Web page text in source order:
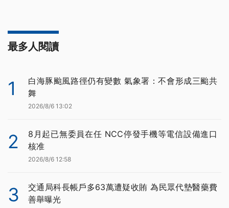
最多人閱讀
1
白海豚颱風路徑仍有變數 氣象署：不會形成三颱共
舞
2026/8/6 13:02
2
8月起已無委員在任 NCC停發手機等電信設備進口
核准
2026/8/6 12:58
3
交通局科長帳戶多63萬遭疑收賄 為民眾代墊醫藥費
善舉曝光